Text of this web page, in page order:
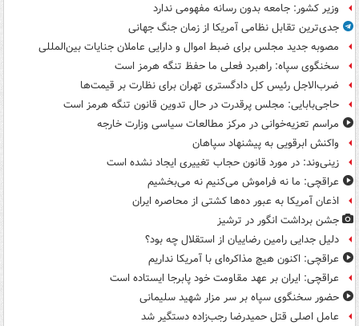
وزیر کشور: جامعه بدون رسانه مفهومی ندارد
جدی‌ترین تقابل نظامی آمریکا از زمان جنگ جهانی
مصوبه جدید مجلس برای ضبط اموال و دارایی عاملان جنایات بین‌المللی
سخنگوی سپاه: راهبرد فعلی ما حفظ تنگه هرمز است
ضرب‌الاجل رئیس کل دادگستری تهران برای نظارت بر قیمت‌ها
حاجی‌بابایی: مجلس پرقدرت در حال تدوین قانون تنگه هرمز است
مراسم تعزیه‌خوانی در مرکز مطالعات سیاسی وزارت خارجه
واکنش ابرقویی به پیشنهاد سپاهان
زینی‌وند: در مورد قانون حجاب تغییری ایجاد نشده است
عراقچی: ما نه فراموش می‌کنیم نه می‌بخشیم
اذعان آمریکا به عبور ده‌ها کشتی از محاصره ایران
جشن برداشت انگور در ترشیز
دلیل جدایی رامین رضاییان از استقلال چه بود؟
عراقچی: اکنون هیچ مذاکره‌ای با آمریکا نداریم
عراقچی: ایران بر عهد مقاومت خود پابرجا ایستاده است
حضور سخنگوی سپاه بر سر مزار شهید سلیمانی
عامل اصلی قتل حمیدرضا رجب‌زاده دستگیر شد